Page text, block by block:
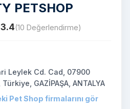
PETSHOP
3.4(10 Değerlendirme)
Leylek Cd. Cad, 07900
GAZİPAŞA, ANTALYA
Pet Shop firmalarını gör